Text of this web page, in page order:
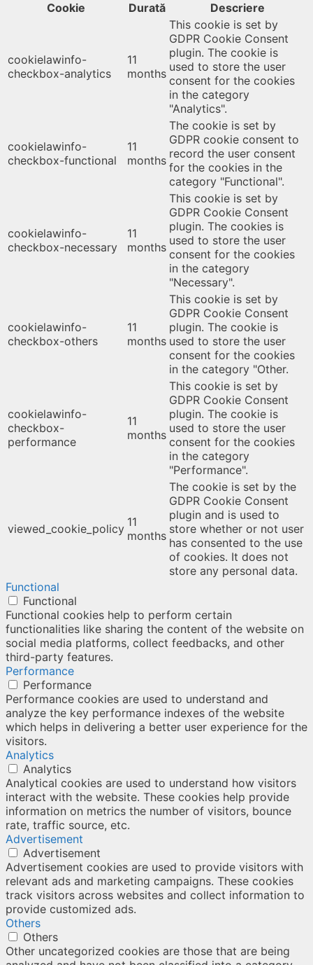
Cookie
Durată Descriere
cookielawinfo-
checkbox-analytics
11
months
This cookie is set by
GDPR Cookie Consent
plugin. The cookie is
used to store the user
consent for the cookies
in the category
"Analytics".
cookielawinfo-
checkbox-functional
11
months
The cookie is set by
GDPR cookie consent to
record the user consent
for the cookies in the
category "Functional".
cookielawinfo-
checkbox-necessary
11
months
This cookie is set by
GDPR Cookie Consent
plugin. The cookies is
used to store the user
consent for the cookies
in the category
"Necessary".
cookielawinfo-
checkbox-others
11
months
This cookie is set by
GDPR Cookie Consent
plugin. The cookie is
used to store the user
consent for the cookies
in the category "Other.
cookielawinfo-
checkbox-
performance
11
months
This cookie is set by
GDPR Cookie Consent
plugin. The cookie is
used to store the user
consent for the cookies
in the category
"Performance".
viewed_cookie_policy 11
months
The cookie is set by the
GDPR Cookie Consent
plugin and is used to
store whether or not user
has consented to the use
of cookies. It does not
store any personal data.
Functional
Functional
Functional cookies help to perform certain
functionalities like sharing the content of the website on
social media platforms, collect feedbacks, and other
third-party features.
Performance
Performance
Performance cookies are used to understand and
analyze the key performance indexes of the website
which helps in delivering a better user experience for the
visitors.
Analytics
Analytics
Analytical cookies are used to understand how visitors
interact with the website. These cookies help provide
information on metrics the number of visitors, bounce
rate, traffic source, etc.
Advertisement
Advertisement
Advertisement cookies are used to provide visitors with
relevant ads and marketing campaigns. These cookies
track visitors across websites and collect information to
provide customized ads.
Others
Others
Other uncategorized cookies are those that are being